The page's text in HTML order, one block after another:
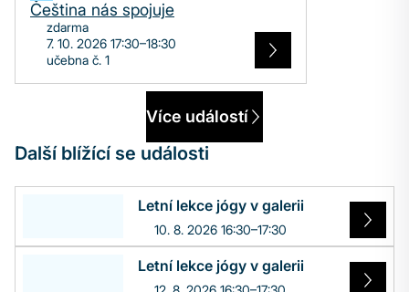
Čeština nás spojuje
zdarma
7. 10. 2026 17:30–18:30
učebna č. 1
Více událostí
Další blížící se události
Letní lekce jógy v galerii
10. 8. 2026 16:30–17:30
Letní lekce jógy v galerii